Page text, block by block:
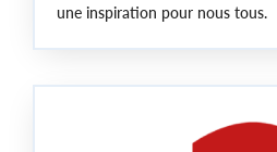
une inspiration pour nous tous.